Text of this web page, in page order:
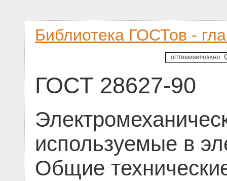
Библиотека ГОСТов -
ГОСТ 28627-90
используемые в
Общие